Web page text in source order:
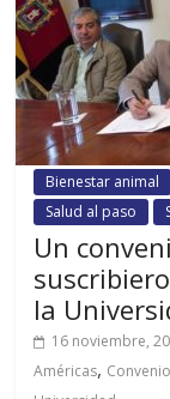
Bienestar animal
Salud al paso
Un
la
16 noviembre,
Américas, Convenio